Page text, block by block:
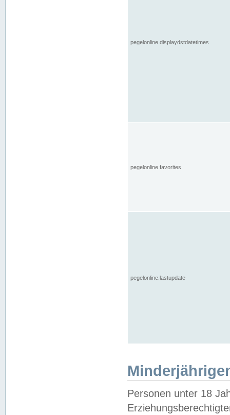
pegelonline.displaydstdatetimes
pegelonline.favorites
pegelonline.lastupdate
Personen unter 18